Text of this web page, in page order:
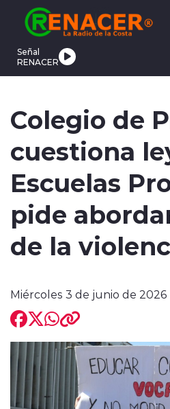
Click acá para ir directamente
Señal
RENACER
modo claro
Colegio de
cuestiona
Escuelas
pide
de la
Miércoles 3 de junio de 2026